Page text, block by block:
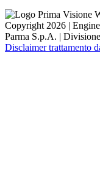
Copyright 2026 |
Parma S.p.A. |
Disclaimer trattamento